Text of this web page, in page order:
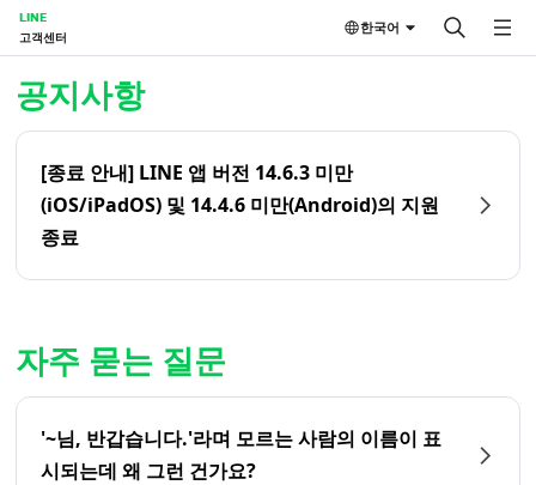
LINE
고객센터
한국어
공지사항
[종료 안내] LINE 앱 버전 14.6.3 미만
(iOS/iPadOS) 및 14.4.6 미만(Android)의 지원
종료
자주 묻는 질문
'~님, 반갑습니다.'라며 모르는 사람의 이름이 표
시되는데 왜 그런 건가요?